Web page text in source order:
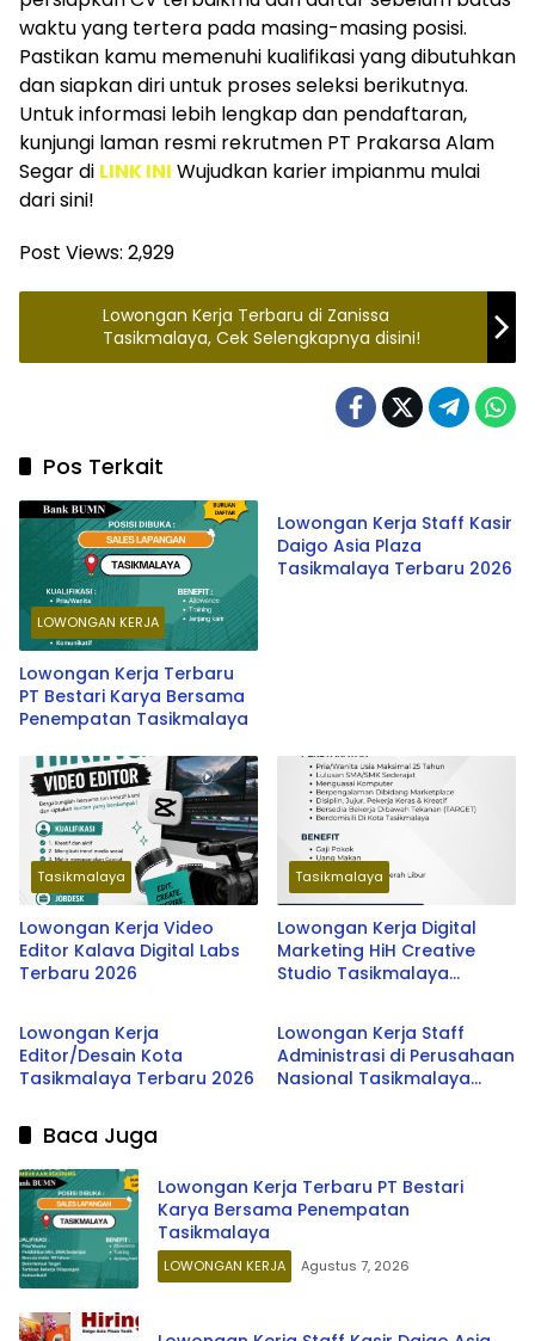
waktu yang tertera pada masing-masing posisi.
Pastikan kamu memenuhi kualifikasi yang dibutuhkan
dan siapkan diri untuk proses seleksi berikutnya.
Untuk informasi lebih lengkap dan pendaftaran,
kunjungi laman resmi rekrutmen PT Prakarsa Alam
Segar di LINK INI Wujudkan karier impianmu mulai
dari sini!
Post Views: 2,929
Lowongan Kerja Terbaru di Zanissa
Tasikmalaya, Cek Selengkapnya disini!
Pos Terkait
LOWONGAN KERJA
Lowongan Kerja Terbaru
PT Bestari Karya Bersama
Penempatan Tasikmalaya
Lowongan Kerja Staff Kasir
Daigo Asia Plaza
Tasikmalaya Terbaru 2026
Tasikmalaya
Lowongan Kerja Video
Editor Kalava Digital Labs
Terbaru 2026
Tasikmalaya
Lowongan Kerja Digital
Marketing HiH Creative
Studio Tasikmalaya
Tasikmalaya
Lowongan Kerja
Editor/Desain Kota
Tasikmalaya Terbaru 2026
Tasikmalaya
Lowongan Kerja Staff
Administrasi di Perusahaan
Nasional Tasikmalaya
Baca Juga
Lowongan Kerja Terbaru PT Bestari
Karya Bersama Penempatan
Tasikmalaya
LOWONGAN KERJA Agustus 7, 2026